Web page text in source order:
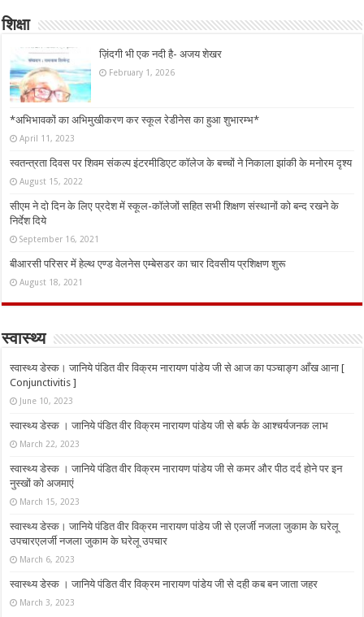
शिक्षा
ज़िंदगी भी एक नदी है- अजय शेखर
February 1, 2026
*अभिभावकों का अभिमुखीकरण कर स्कूल रेडीनेस का हुआ शुभारम्भ*
April 11, 2023
स्वतन्त्रता दिवस पर शिवम संकल्प इंटरमीडिएट कॉलेज के बच्चों ने निकाला झांकी के मनोरम दृश्य
August 15, 2022
सीएम ने दो दिन के लिए प्रदेश में स्कूल-कॉलेजों सहित सभी शिक्षण संस्थानों को बन्द रखने के
निर्देश दिये
September 16, 2021
बीआरसी परिसर में हेल्थ एण्ड वेलनेस एम्बेसडर का चार दिवसीय प्रशिक्षण शुरू
August 18, 2021
स्वास्थ्य
स्वास्थ्य डेस्क। जानिये पंडित वीर विक्रम नारायण पांडेय जी से आज का पञ्चाङ्ग आँख आना [
Conjunctivitis ]
June 10, 2023
स्वास्थ्य डेस्क । जानिये पंडित वीर विक्रम नारायण पांडेय जी से बर्फ के आश्चर्यजनक लाभ
March 22, 2023
स्वास्थ्य डेस्क । जानिये पंडित वीर विक्रम नारायण पांडेय जी से कमर और पीठ दर्द होने पर इन
नुस्‍खों को अजमाएं
March 15, 2023
स्वास्थ्य डेस्क। जानिये पंडित वीर विक्रम नारायण पांडेय जी से एलर्जी नजला जुकाम के घरेलू
उपचारएलर्जी नजला जुकाम के घरेलू उपचार
March 6, 2023
स्वास्थ्य डेस्क । जानिये पंडित वीर विक्रम नारायण पांडेय जी से दही कब बन जाता जहर
March 3, 2023